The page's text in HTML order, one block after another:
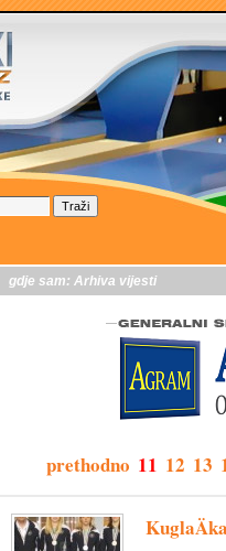
gdje sam: Arhiva vijesti
prethodno 11 12 13